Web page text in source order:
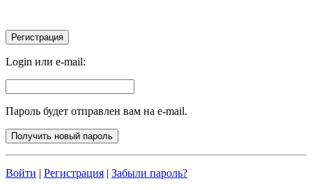
Login или e-mail:
Пароль будет отправлен вам на e-mail.
Войти | Регистрация | Забыли пароль?